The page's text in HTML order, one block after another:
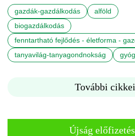
gazdák-gazdálkodás
alföld
biogazdálkodás
fenntartható fejlődés - életforma -
tanyavilág-tanyagondnokság
További
Újság előfizetés